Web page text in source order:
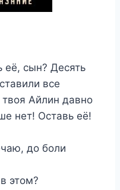
сын? Десять
все
твоя Айлин давно
нет! Оставь её!
до боли
этом?